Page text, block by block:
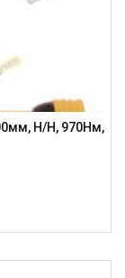
H/H, 970Нм,